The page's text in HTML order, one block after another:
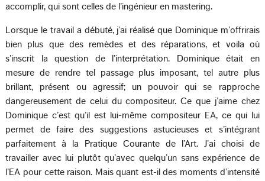
accomplir, qui sont celles de l’ingénieur en mastering.
Lorsque le travail a débuté, j’ai réalisé que Dominique m’offrirais
bien plus que des remèdes et des réparations, et voila où
s’inscrit la question de l’interprétation. Dominique était en
mesure de rendre tel passage plus imposant, tel autre plus
brillant, présent ou agressif; un pouvoir qui se rapproche
dangereusement de celui du compositeur. Ce que j’aime chez
Dominique c’est qu’il est lui-même compositeur EA, ce qui lui
permet de faire des suggestions astucieuses et s’intégrant
parfaitement à la Pratique Courante de l’Art. J’ai choisi de
travailler avec lui plutôt qu’avec quelqu’un sans expérience de
l’EA pour cette raison. Mais quant est-il des moments d’intensité